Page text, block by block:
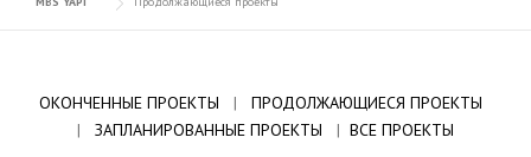
ОКОНЧЕННЫЕ ПРОЕКТЫ | ПРОДОЛЖАЮЩИЕСЯ ПРОЕКТЫ
| ЗАПЛАНИРОВАННЫЕ ПРОЕКТЫ | ВСЕ ПРОЕКТЫ